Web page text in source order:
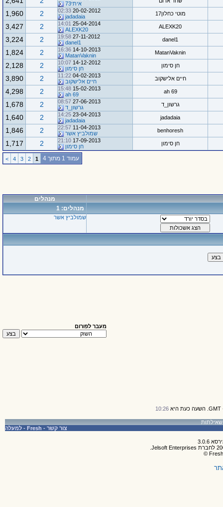
איתי73
מוטי כחלון17 20-02-2012
02:33
jadadaia
2
1,960
ALEXK20
25-04-2014
14:01
ALEXK20
2
3,427
danel1
27-11-2012
19:58
danel1
2
3,224
MatanVaknin
14-10-2013
16:36
MatanVaknin
2
1,824
חן סימון 14-12-2012
10:07
חן סימון
2
2,128
חיים אלישקוב 04-02-2013
11:22
חיים אלישקוב
2
3,890
ah 69
15-02-2013
15:48
ah 69
2
4,298
גרשון_ד 27-06-2013
08:57
גרשון_ד
2
1,678
jadadaia
23-04-2013
14:25
jadadaia
2
1,640
benhoresh
11-04-2013
22:57
שמולביץ אשר
2
1,846
חן סימון 17-09-2013
21:10
חן סימון
2
1,717
עמוד 1 מתוך 4 1
2
3
4
>
מנהלים
מנהלים: 1
שמולביץ אשר
מעבר לפורום
10:26
צור קשר -
Fresh
- למעלה